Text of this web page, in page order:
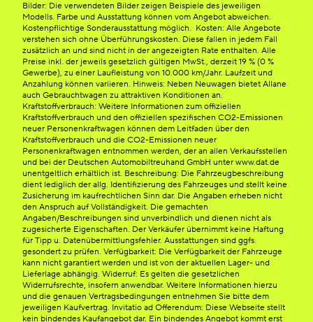
Bilder: Die verwendeten Bilder zeigen Beispiele des jeweiligen
Modells. Farbe und Ausstattung können vom Angebot abweichen.
Kostenpflichtige Sonderausstattung möglich. Kosten: Alle Angebote
verstehen sich ohne Überführungskosten. Diese fallen in jedem Fall
zusätzlich an und sind nicht in der angezeigten Rate enthalten. Alle
Preise inkl. der jeweils gesetzlich gültigen MwSt., derzeit 19 % (0 %
Gewerbe), zu einer Laufleistung von 10.000 km/Jahr. Laufzeit und
Anzahlung können variieren. Hinweis: Neben Neuwagen bietet Allane
auch Gebrauchtwagen zu attraktiven Konditionen an.
Kraftstoffverbrauch: Weitere Informationen zum offiziellen
Kraftstoffverbrauch und den offiziellen spezifischen CO2-Emissionen
neuer Personenkraftwagen können dem Leitfaden über den
Kraftstoffverbrauch und die CO2-Emissionen neuer
Personenkraftwagen entnommen werden, der an allen Verkaufsstellen
und bei der Deutschen Automobiltreuhand GmbH unter www.dat.de
unentgeltlich erhältlich ist. Beschreibung: Die Fahrzeugbeschreibung
dient lediglich der allg. Identifizierung des Fahrzeuges und stellt keine
Zusicherung im kaufrechtlichen Sinn dar. Die Angaben erheben nicht
den Anspruch auf Vollständigkeit. Die gemachten
Angaben/Beschreibungen sind unverbindlich und dienen nicht als
zugesicherte Eigenschaften. Der Verkäufer übernimmt keine Haftung
für Tipp u. Datenübermittlungsfehler. Ausstattungen sind ggfs.
gesondert zu prüfen. Verfügbarkeit: Die Verfügbarkeit der Fahrzeuge
kann nicht garantiert werden und ist von der aktuellen Lager- und
Lieferlage abhängig. Widerruf: Es gelten die gesetzlichen
Widerrufsrechte, insofern anwendbar. Weitere Informationen hierzu
und die genauen Vertragsbedingungen entnehmen Sie bitte dem
jeweiligen Kaufvertrag. Invitatio ad Offerendum: Diese Webseite stellt
kein bindendes Kaufangebot dar. Ein bindendes Angebot kommt erst